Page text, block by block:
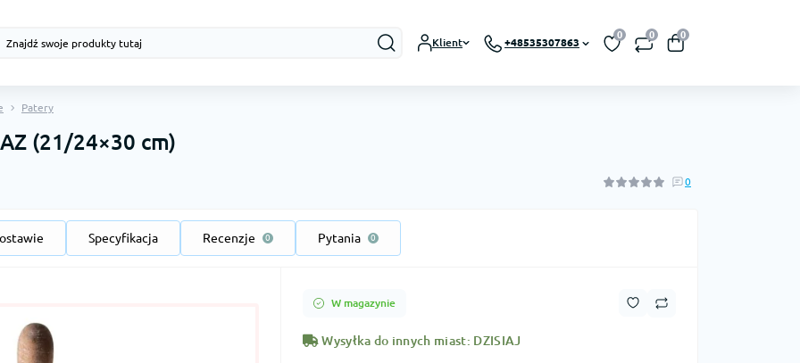
Klient +48535307863
0 0 0
Patery
(21/24×30 cm)
0
Specyfikacja Recenzje 0 Pytania 0
W magazynie
Wysyłka do innych miast: DZISIAJ